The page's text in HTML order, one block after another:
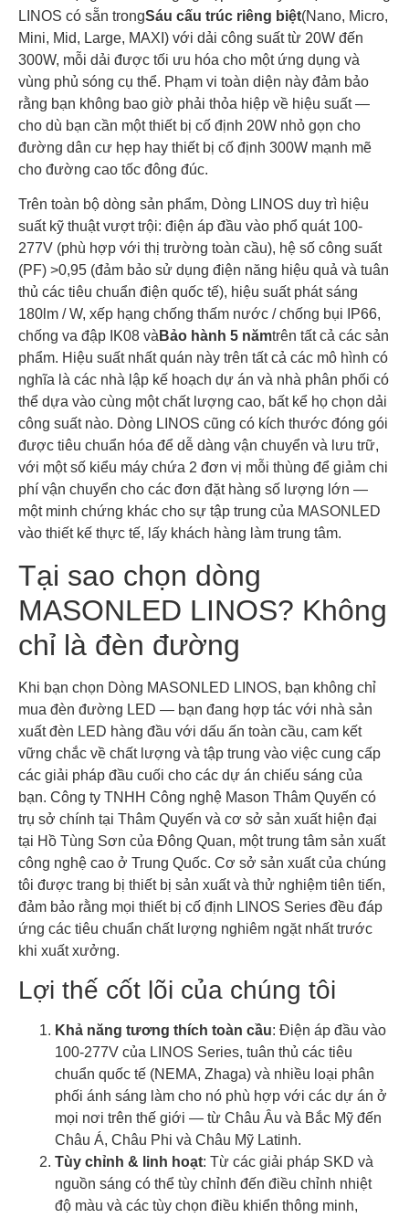
LINOS có sẵn trongSáu cấu trúc riêng biệt(Nano, Micro,
Mini, Mid, Large, MAXI) với dải công suất từ 20W đến
300W, mỗi dải được tối ưu hóa cho một ứng dụng và
vùng phủ sóng cụ thể. Phạm vi toàn diện này đảm bảo
rằng bạn không bao giờ phải thỏa hiệp về hiệu suất —
cho dù bạn cần một thiết bị cố định 20W nhỏ gọn cho
đường dân cư hẹp hay thiết bị cố định 300W mạnh mẽ
cho đường cao tốc đông đúc.
Trên toàn bộ dòng sản phẩm, Dòng LINOS duy trì hiệu
suất kỹ thuật vượt trội: điện áp đầu vào phổ quát 100-
277V (phù hợp với thị trường toàn cầu), hệ số công suất
(PF) >0,95 (đảm bảo sử dụng điện năng hiệu quả và tuân
thủ các tiêu chuẩn điện quốc tế), hiệu suất phát sáng
180lm / W, xếp hạng chống thấm nước / chống bụi IP66,
chống va đập IK08 và Bảo hành 5 nămtrên tất cả các sản
phẩm. Hiệu suất nhất quán này trên tất cả các mô hình có
nghĩa là các nhà lập kế hoạch dự án và nhà phân phối có
thể dựa vào cùng một chất lượng cao, bất kể họ chọn dải
công suất nào. Dòng LINOS cũng có kích thước đóng gói
được tiêu chuẩn hóa để dễ dàng vận chuyển và lưu trữ,
với một số kiểu máy chứa 2 đơn vị mỗi thùng để giảm chi
phí vận chuyển cho các đơn đặt hàng số lượng lớn —
một minh chứng khác cho sự tập trung của MASONLED
vào thiết kế thực tế, lấy khách hàng làm trung tâm.
Tại sao chọn dòng
MASONLED LINOS? Không
chỉ là đèn đường
Khi bạn chọn Dòng MASONLED LINOS, bạn không chỉ
mua đèn đường LED — bạn đang hợp tác với nhà sản
xuất đèn LED hàng đầu với dấu ấn toàn cầu, cam kết
vững chắc về chất lượng và tập trung vào việc cung cấp
các giải pháp đầu cuối cho các dự án chiếu sáng của
bạn. Công ty TNHH Công nghệ Mason Thâm Quyến có
trụ sở chính tại Thâm Quyến và cơ sở sản xuất hiện đại
tại Hồ Tùng Sơn của Đông Quan, một trung tâm sản xuất
công nghệ cao ở Trung Quốc. Cơ sở sản xuất của chúng
tôi được trang bị thiết bị sản xuất và thử nghiệm tiên tiến,
đảm bảo rằng mọi thiết bị cố định LINOS Series đều đáp
ứng các tiêu chuẩn chất lượng nghiêm ngặt nhất trước
khi xuất xưởng.
Lợi thế cốt lõi của chúng tôi
Khả năng tương thích toàn cầu: Điện áp đầu vào
100-277V của LINOS Series, tuân thủ các tiêu
chuẩn quốc tế (NEMA, Zhaga) và nhiều loại phân
phối ánh sáng làm cho nó phù hợp với các dự án ở
mọi nơi trên thế giới — từ Châu Âu và Bắc Mỹ đến
Châu Á, Châu Phi và Châu Mỹ Latinh.
Tùy chỉnh & linh hoạt: Từ các giải pháp SKD và
nguồn sáng có thể tùy chỉnh đến điều chỉnh nhiệt
độ màu và các tùy chọn điều khiển thông minh,